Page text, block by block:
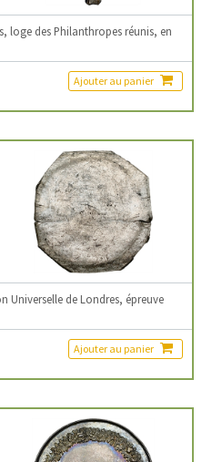
loge des Philanthropes réunis, en
Ajouter au panier
Universelle de Londres, épreuve
Ajouter au panier